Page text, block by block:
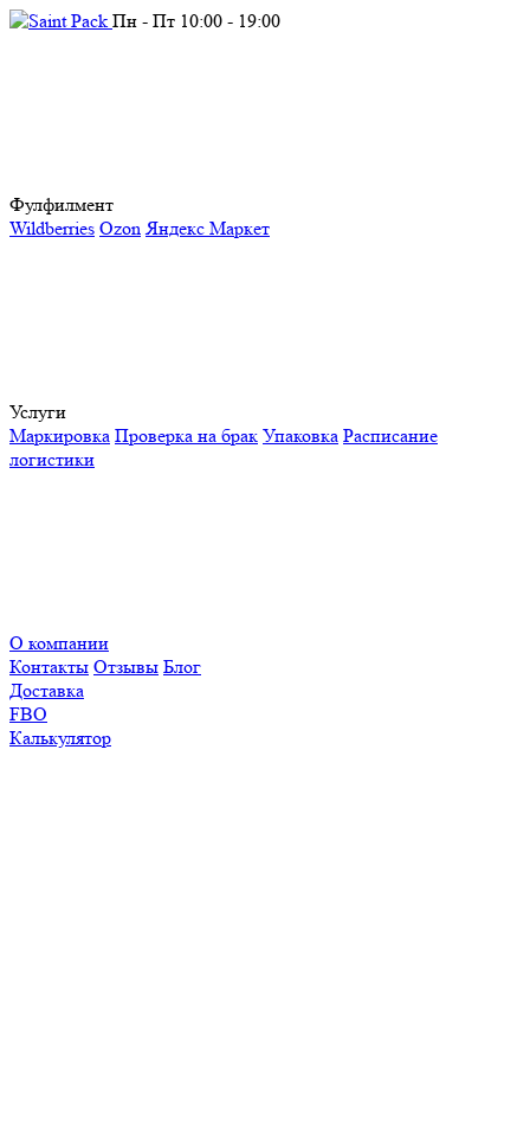
Пн - Пт 10:00 - 19:00
Фулфилмент
Wildberries Ozon Яндекс Маркет
Услуги
Маркировка Проверка на брак Упаковка Расписание
логистики
О компании
Контакты Отзывы Блог
Доставка
FBO
Калькулятор